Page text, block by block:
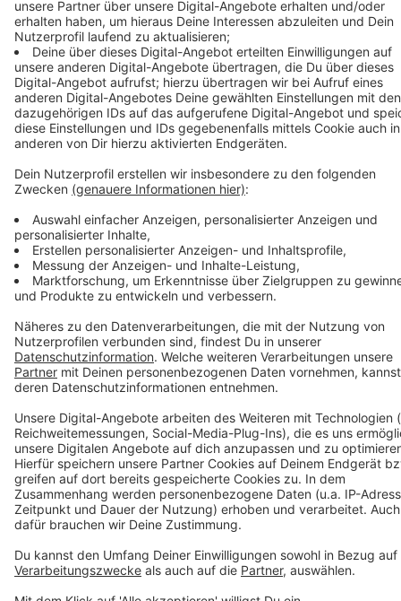
Gemeinsames Abstrichzentrum (GAZ)
Die Termine für PCR-Testungen im GAZ werden nur
online unter der Adresse:www.staedteregion-
aachen.de/gazvergeben. Bei der Online-
Terminvergabe muss man Angaben zum Grund für die
gewünschte Testung und zum eigenen
Gesundheitszustand machen. Das Formular wird
regelmäßig an die Teststrategie des Robert-Koch-
Menschen mit positiven Schnelltests in Heimen und
anderen Einrichtungen sowie Reihentestungen werden
durch das Gesundheitsamt unmittelbar angesprochen
und zu einem festen Termin eingeladen. Im GAZ
ein Termin erforderlich.
Bürgertelefon von Stadt und StädteRegion Aachen
Für Bürgerinnen und Bürger von Stadt und
StädteRegion Aachen ist für allgemeine Informationen
(nicht für die persönliche medizinische Beratung!) rund
um das Thema eine Corona-Info-Hotline eingerichtet.
Diese ist montags bis freitags unter 0241/510051 von
8 Uhr bis 16 Uhr zu erreichen.
Infos zu aktuellen Entwicklungen